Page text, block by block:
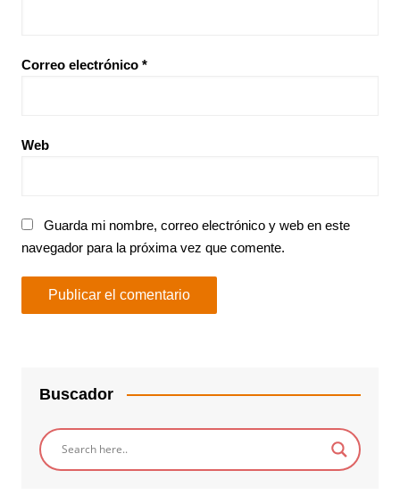
Correo electrónico *
Web
Guarda mi nombre, correo electrónico y web en este
navegador para la próxima vez que comente.
Buscador